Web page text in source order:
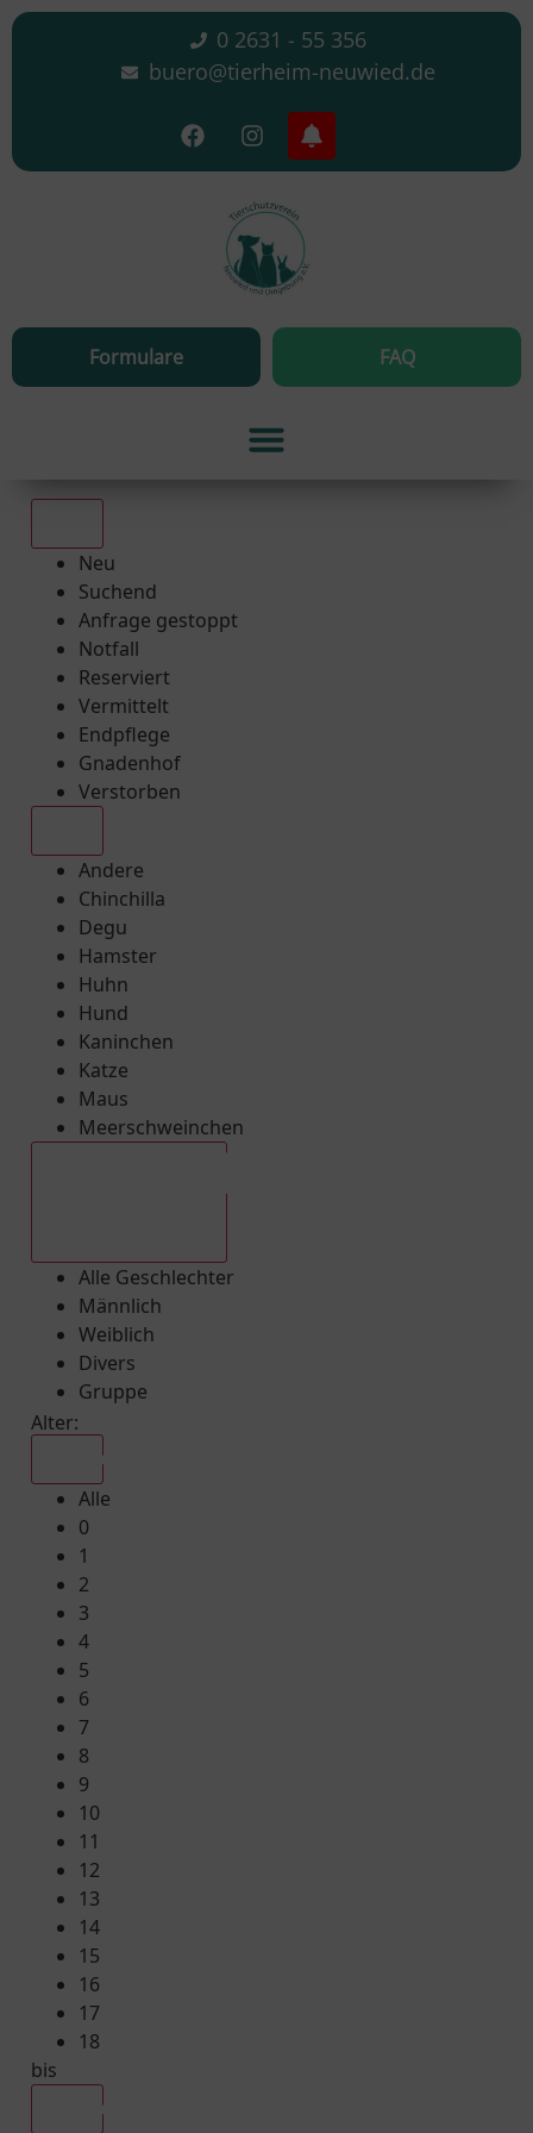
0 2631 - 55 356
buero@tierheim-neuwied.de
Formulare FAQ
Neu
Suchend
Anfrage gestoppt
Notfall
Reserviert
Vermittelt
Endpflege
Gnadenhof
Verstorben
Andere
Chinchilla
Degu
Hamster
Huhn
Hund
Kaninchen
Katze
Maus
Meerschweinchen
Alle Geschlechter
Männlich
Weiblich
Divers
Gruppe
Alter:
Alle
0
1
2
3
4
5
6
7
8
9
10
11
12
13
14
15
16
17
18
bis